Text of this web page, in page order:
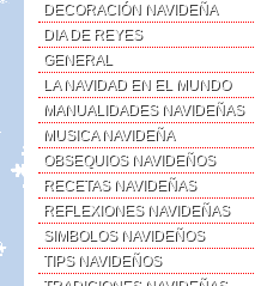
DECORACIÓN NAVIDEÑA
DIA DE REYES
GENERAL
LA NAVIDAD EN EL MUNDO
MANUALIDADES NAVIDEÑAS
MUSICA NAVIDEÑA
OBSEQUIOS NAVIDEÑOS
RECETAS NAVIDEÑAS
REFLEXIONES NAVIDEÑAS
SIMBOLOS NAVIDEÑOS
TIPS NAVIDEÑOS